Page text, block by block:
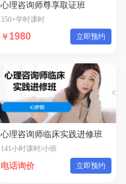
心理咨询师尊享取证班
350+学时课时
￥ 1980 立即预约
心理咨询师临床实践进修班
141小时课时/小班
电话询价 立即预约